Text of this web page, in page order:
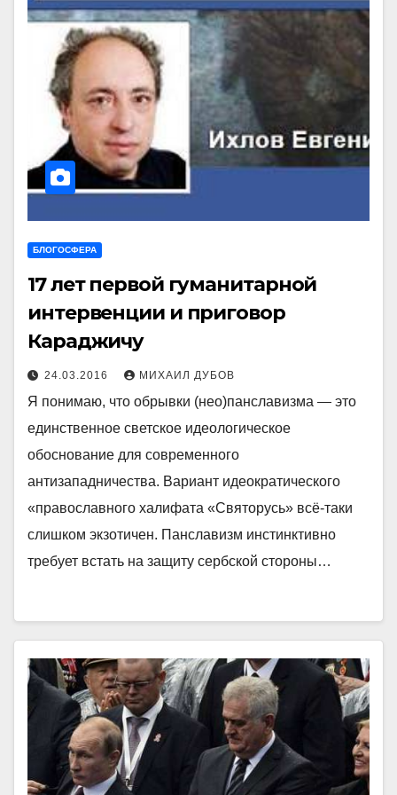
БЛОГОСФЕРА
17 лет первой гуманитарной
интервенции и приговор
Караджичу
24.03.2016 МИХАИЛ ДУБОВ
Я понимаю, что обрывки (нео)панславизма — это
единственное светское идеологическое
обоснование для современного
антизападничества. Вариант идеократического
«православного халифата «Святорусь» всё-таки
слишком экзотичен. Панславизм инстинктивно
требует встать на защиту сербской стороны…